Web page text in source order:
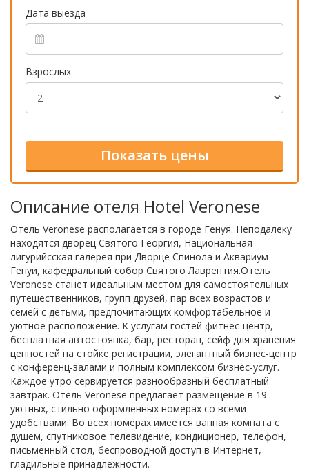
Дата выезда
Взрослых
Описание отеля Hotel Veronese
Отель Veronese располагается в городе Генуя. Неподалеку
находятся дворец Святого Георгия, Национальная
лигурийсская галерея при Дворце Спинола и Аквариум
Генуи, кафедральный собор Святого Лаврентия.Отель
Veronese станет идеальным местом для самостоятельных
путешественников, групп друзей, пар всех возрастов и
семей с детьми, предпочитающих комфортабельное и
уютное расположение. К услугам гостей фитнес-центр,
бесплатная автостоянка, бар, ресторан, сейф для хранения
ценностей на стойке регистрации, элегантный бизнес-центр
с конференц-залами и полным комплексом бизнес-услуг.
Каждое утро сервируется разнообразный бесплатный
завтрак. Отель Veronese предлагает размещение в 19
уютных, стильно оформленных номерах со всеми
удобствами. Во всех номерах имеется ванная комната с
душем, спутниковое телевидение, кондиционер, телефон,
письменный стол, беспроводной доступ в Интернет,
гладильные принадлежности.